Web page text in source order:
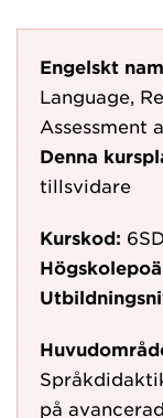
Engelskt
Language,
Assessment
Denna
tillsvidare
Kurskod:
på